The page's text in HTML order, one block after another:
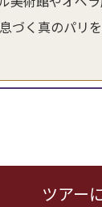
く真のパリ
ツアー